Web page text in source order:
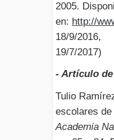
2005.
en: http://
18/9/2016,
19/7/2017)
- Artículo
Tulio
escolares
Academia